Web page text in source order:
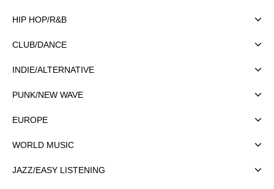
HIP HOP/R&B
CLUB/DANCE
INDIE/ALTERNATIVE
PUNK/NEW WAVE
EUROPE
WORLD MUSIC
JAZZ/EASY LISTENING